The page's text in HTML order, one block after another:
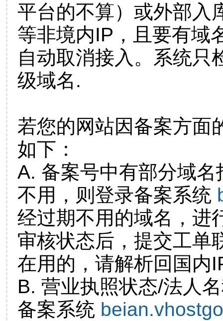
平台的不算）或外部入
等非境内IP，且要有域
自动取消接入。系统只
级域名.
若您的网站因备案方面
如下：
A. 备案号中有部分域
不用，则登录备案系统
经过期不用的域名，进
审核状态后，提交工单
在用的，请解析回国内
B. 营业执照状态/法人
备案系统